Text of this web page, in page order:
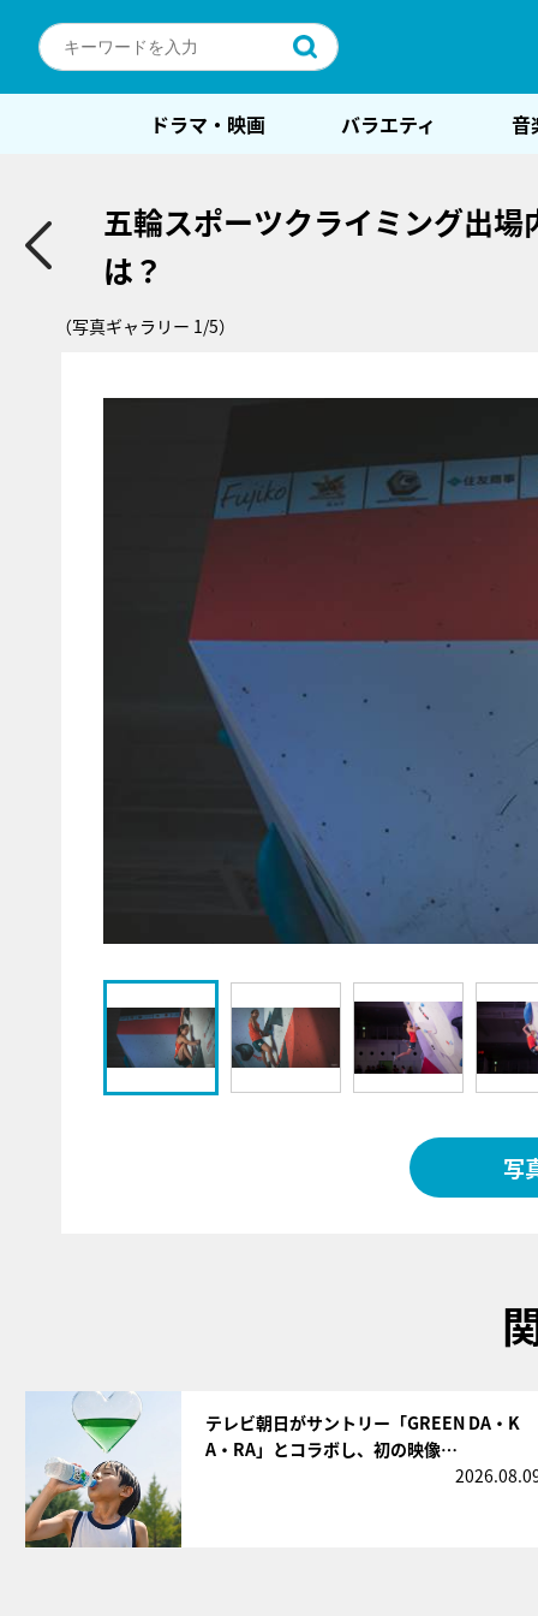
ドラマ・映画 バラエティ 音
五輪スポーツクライミング出
は？
（写真ギャラリー 1/5）
写
テレビ朝日がサントリー「GREEN DA・K
A・RA」とコラボし、初の映像…